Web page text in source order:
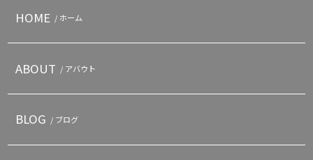
HOME / ホーム
ABOUT / アバウト
BLOG / ブログ